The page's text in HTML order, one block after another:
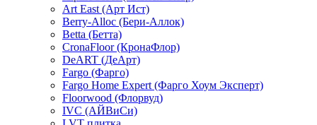
Art East (Арт Ист)
Berry-Alloc (Бери-Аллок)
Betta (Бетта)
CronaFloor (КронаФлор)
DeART (ДеАрт)
Fargo (Фарго)
Fargo Home Expert (Фарго Хоум Эксперт)
Floorwood (Флорвуд)
IVC (АЙВиСи)